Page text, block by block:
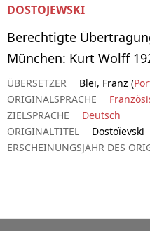
DOSTOJEWSKI
Berechtigte
München: Kurt Wolff
ÜBERSETZER Blei, Franz (
ORIGINALSPRACHE
ZIELSPRACHE
Deutsch
ORIGINALTITEL
Dostoïevski
ERSCHEINUNGSJAHR DES